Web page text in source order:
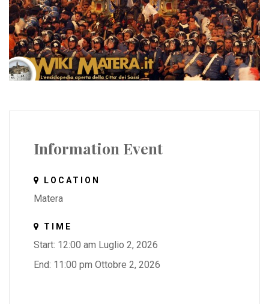
Information Event
LOCATION
Matera
TIME
Start: 12:00 am Luglio 2, 2026
End: 11:00 pm Ottobre 2, 2026